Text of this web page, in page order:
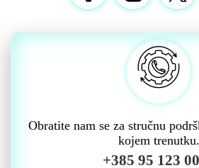
Obratite nam se za stručnu
kojem trenutku.
+385 95 123